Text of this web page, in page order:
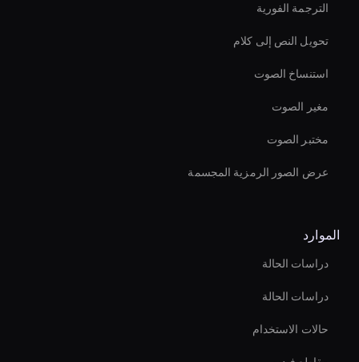
الترجمة الفورية
تحويل النص إلى كلام
استنساخ الصوت
مغير الصوت
مختبر الصوت
عرض الصور الرمزية المجسمة
الموارد
دراسات الحالة
دراسات الحالة
حالات الاستخدام